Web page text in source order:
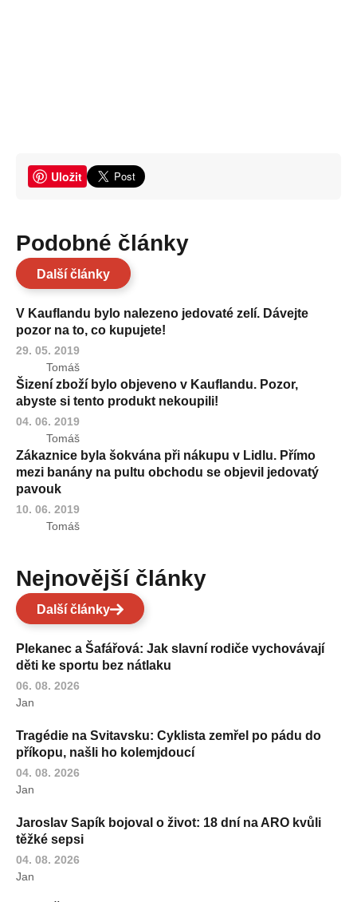
Uložit
Podobné články
Další články
V Kauflandu bylo nalezeno jedovaté zelí. Dávejte
pozor na to, co kupujete!
29. 05. 2019
Tomáš
Šizení zboží bylo objeveno v Kauflandu. Pozor,
abyste si tento produkt nekoupili!
04. 06. 2019
Tomáš
Zákaznice byla šokvána při nákupu v Lidlu. Přímo
mezi banány na pultu obchodu se objevil jedovatý
pavouk
10. 06. 2019
Tomáš
Nejnovější články
Další články
Plekanec a Šafářová: Jak slavní rodiče vychovávají
děti ke sportu bez nátlaku
06. 08. 2026
Jan
Tragédie na Svitavsku: Cyklista zemřel po pádu do
příkopu, našli ho kolemjdoucí
04. 08. 2026
Jan
Jaroslav Sapík bojoval o život: 18 dní na ARO kvůli
těžké sepsi
04. 08. 2026
Jan